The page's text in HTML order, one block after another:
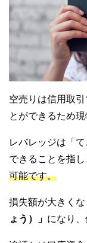
空売りは信用取引
とができるため
レバレッジは「
できることを指し
可能です。
損失額が大きく
ょう）」 になり、